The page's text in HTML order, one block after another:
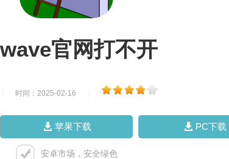
官网打不开
时间：2025-02-16
苹果下载 PC下载
安卓市场，安全绿色